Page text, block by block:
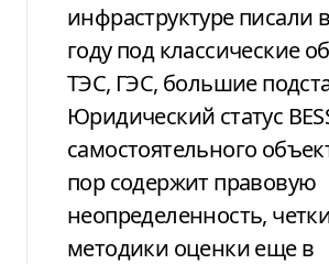
инфраструктуре писали
году под классические
ТЭС, ГЭС, большие
Юридический статус
самостоятельного
пор содержит правовую
неопределенность,
методики оценки еще в